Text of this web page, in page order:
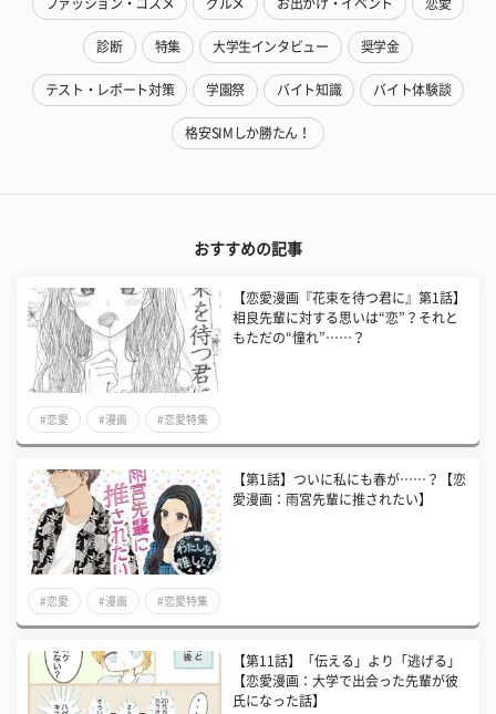
ファッション・コスメ グルメ お出かけ・イベント 恋愛
診断 特集 大学生インタビュー 奨学金
テスト・レポート対策 学園祭 バイト知識 バイト体験談
格安SIMしか勝たん！
おすすめの記事
【恋愛漫画『花束を待つ君に』第1話】
相良先輩に対する思いは“恋”？それと
もただの“憧れ”……？
#恋愛 #漫画 #恋愛特集
【第1話】ついに私にも春が……？【恋
愛漫画：雨宮先輩に推されたい】
#恋愛 #漫画 #恋愛特集
【第11話】「伝える」より「逃げる」
【恋愛漫画：大学で出会った先輩が彼
氏になった話】